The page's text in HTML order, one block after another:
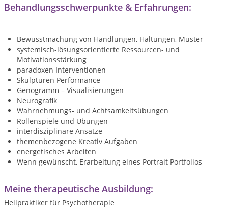
Behandlungsschwerpunkte & Erfahrungen:
Bewusstmachung von Handlungen, Haltungen, Muster
systemisch-lösungsorientierte Ressourcen- und
Motivationsstärkung
paradoxen Interventionen
Skulpturen Performance
Genogramm – Visualisierungen
Neurografik
Wahrnehmungs- und Achtsamkeitsübungen
Rollenspiele und Übungen
interdisziplinäre Ansätze
themenbezogene Kreativ Aufgaben
energetisches Arbeiten
Wenn gewünscht, Erarbeitung eines Portrait Portfolios
Meine therapeutische Ausbildung:
Heilpraktiker für Psychotherapie